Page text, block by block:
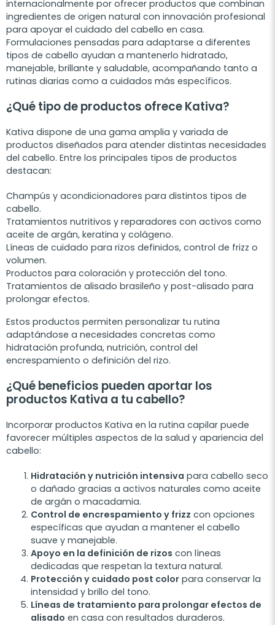
internacionalmente por ofrecer productos que combinan
ingredientes de origen natural con innovación profesional
para apoyar el cuidado del cabello en casa.
Formulaciones pensadas para adaptarse a diferentes
tipos de cabello ayudan a mantenerlo hidratado,
manejable, brillante y saludable, acompañando tanto a
rutinas diarias como a cuidados más específicos.
¿Qué tipo de productos ofrece Kativa?
Kativa dispone de una gama amplia y variada de
productos diseñados para atender distintas necesidades
del cabello. Entre los principales tipos de productos
destacan:
Champús y acondicionadores para distintos tipos de
cabello.
Tratamientos nutritivos y reparadores con activos como
aceite de argán, keratina y colágeno.
Líneas de cuidado para rizos definidos, control de frizz o
volumen.
Productos para coloración y protección del tono.
Tratamientos de alisado brasileño y post-alisado para
prolongar efectos.
Estos productos permiten personalizar tu rutina
adaptándose a necesidades concretas como
hidratación profunda, nutrición, control del
encrespamiento o definición del rizo.
¿Qué beneficios pueden aportar los
productos Kativa a tu cabello?
Incorporar productos Kativa en la rutina capilar puede
favorecer múltiples aspectos de la salud y apariencia del
cabello:
Hidratación y nutrición intensiva para cabello seco
o dañado gracias a activos naturales como aceite
de argán o macadamia.
Control de encrespamiento y frizz con opciones
específicas que ayudan a mantener el cabello
suave y manejable.
Apoyo en la definición de rizos con líneas
dedicadas que respetan la textura natural.
Protección y cuidado post color para conservar la
intensidad y brillo del tono.
Líneas de tratamiento para prolongar efectos de
alisado en casa con resultados duraderos.